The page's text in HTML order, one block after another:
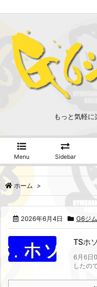
もっと気軽に
Menu Sidebar
ホーム >
2026年6月4日 G6ジ
TSホ
6月6日
したの